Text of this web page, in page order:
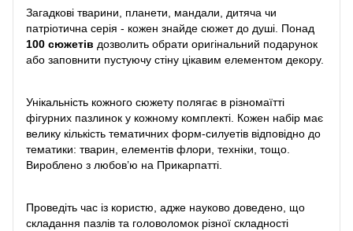
Загадкові тварини, планети, мандали, дитяча чи
патріотична серія - кожен знайде сюжет до душі. Понад
100 сюжетів дозволить обрати оригінальний подарунок
або заповнити пустуючу стіну цікавим елементом декору.
Унікальність кожного сюжету полягає в різномаїтті
фігурних пазлинок у кожному комплекті. Кожен набір має
велику кількість тематичних форм-силуетів відповідно до
тематики: тварин, елементів флори, техніки, тощо.
Вироблено з любов’ю на Прикарпатті.
Проведіть час із користю, адже науково доведено, що
складання пазлів та головоломок різної складності